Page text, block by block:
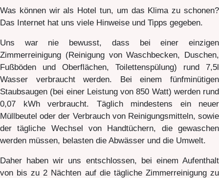
Was können wir als Hotel tun, um das Klima zu schonen?
Das Internet hat uns viele Hinweise und Tipps gegeben.
Uns war nie bewusst, dass bei einer einzigen
Zimmerreinigung (Reinigung von Waschbecken, Duschen,
Fußböden und Oberflächen, Toilettenspülung) rund 7,5l
Wasser verbraucht werden. Bei einem fünfminütigen
Staubsaugen (bei einer Leistung von 850 Watt) werden rund
0,07 kWh verbraucht. Täglich mindestens ein neuer
Müllbeutel oder der Verbrauch von Reinigungsmitteln, sowie
der tägliche Wechsel von Handtüchern, die gewaschen
werden müssen, belasten die Abwässer und die Umwelt.
Daher haben wir uns entschlossen, bei einem Aufenthalt
von bis zu 2 Nächten auf die tägliche Zimmerreinigung zu